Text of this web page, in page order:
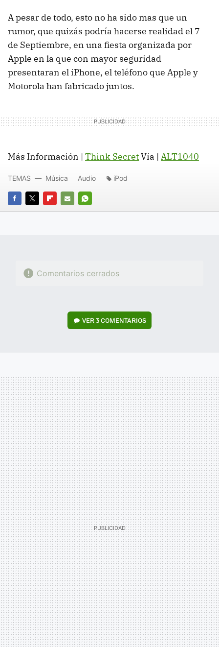
A pesar de todo, esto no ha sido mas que un
rumor, que quizás podría hacerse realidad el 7
de Septiembre, en una fiesta organizada por
Apple en la que con mayor seguridad
presentaran el iPhone, el teléfono que Apple y
Motorola han fabricado juntos.
Más Información | Think SecretVía | ALT1040
FACEBOOK
TWITTERFLIPBOARD
E-
WHATSAPP
TEMAS Música Audio iPod
Comentarios cerrados
VER3 COMENTARIOS